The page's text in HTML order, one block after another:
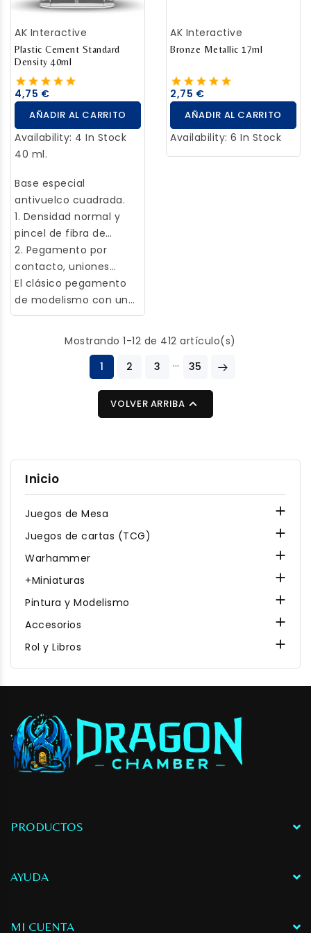
AK Interactive
Plastic Cement Standard
Density 40ml
4,75 €
AÑADIR AL CARRITO
Availability: 4 In Stock
40 ml.
Base especial
antivuelco cuadrada.
1. Densidad normal y
pincel de fibra de
maxoma más grueso
para pegar.
2. Pegamento por
contacto, uniones
rápidas.
El clásico pegamento
de modelismo con un
tiempo de secado
brocha de aplicación
estándar para trabajar
en superficies más
grandes y como
montaje de modelos de
pocos segundos.
AK Interactive
Bronze Metallic 17ml
2,75 €
AÑADIR AL CARRITO
Availability: 6 In Stock
Mostrando 1-12 de 412 artículo(s)
1
2 3 … 35
VOLVER ARRIBA 
Inicio
Juegos de Mesa 
Juegos de cartas (TCG) 
Warhammer 
+Miniaturas 
Pintura y Modelismo 
Accesorios 
Rol y Libros 
PRODUCTOS
AYUDA
MI CUENTA